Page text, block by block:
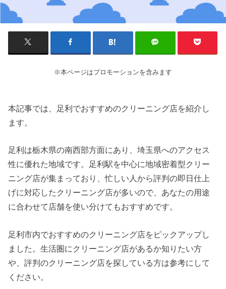
※本ページはプロモーションを含みます
本記事では、足利でおすすめのクリーニング店を紹介し
ます。
足利は栃木県の南西部方面にあり、埼玉県へのアクセス
性に優れた地域です。足利駅を中心に地域密着型クリー
ニング店が集まっており、忙しい人から評判の即日仕上
げに対応したクリーニング店が多いので、あなたの用途
に合わせて店舗を使い分けてもおすすめです。
足利市内でおすすめのクリーニング店をピックアップし
ました。生活圏にクリーニング店があるか知りたい方
や、評判のクリーニング店を探している方は参考にして
ください。